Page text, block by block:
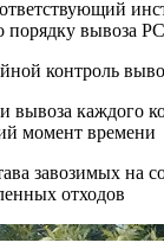
порядку вывоза
контроль
вывоза каждого
момент времени
завозимых на
отходов